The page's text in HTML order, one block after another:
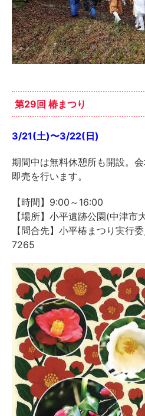
第29回 椿まつり
3/21(土)〜3/22(日)
期間中は無料休憩所も開設。
即売を行います。
【時間】9:00～16:00
【場所】小平遺跡公園(中津市
【問合先】小平椿まつり実行
7265